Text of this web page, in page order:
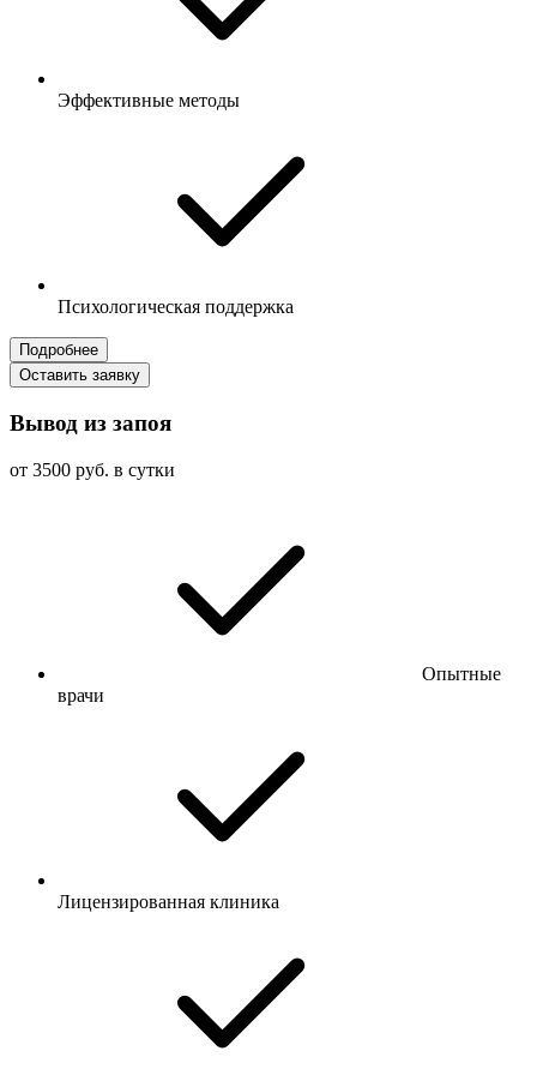
Эффективные методы
Психологическая поддержка
Подробнее
Оставить заявку
Вывод из запоя
от 3500 руб. в сутки
Опытные
врачи
Лицензированная клиника